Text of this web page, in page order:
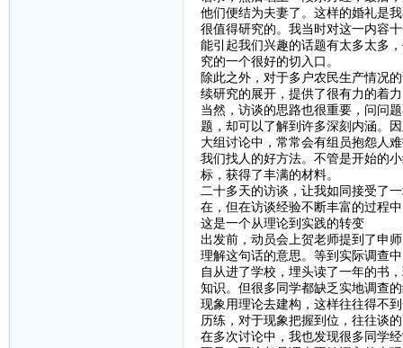
他们便结为夫妻了。这样的婚礼是
很值得研究的。我当时对这一内容
能引起我们兴趣的话题有太多太多
究的一个很好的切入口。
除此之外，对于多户农民生产情况
续研究的展开，提供了很有力的着
当然，访谈的思路也很重要，问问
题，却可以了解到许多深刻内涵。
大组讨论中，常常会有组员抱怨人
我们找人的好方法。不管是开始的
标，获得了丰满的材料。
二十多天的访谈，让我如同接受了
在，但在访谈经验不断丰富的过程
这是一个从理论到实践的转变
出发前，动员会上贺老师提到了申
理解这句话的意思。等到实际调查
自从进了学校，埋头读了一年的书
知识。但很多同学都缺乏实地调查
现象用理论去建构，这样往往得不
历练，对于现象把握到位，往往谈
在多次讨论中，我也发现很多同学